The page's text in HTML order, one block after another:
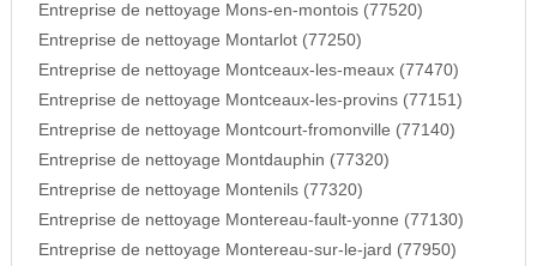
Entreprise de nettoyage Mons-en-montois (77520)
Entreprise de nettoyage Montarlot (77250)
Entreprise de nettoyage Montceaux-les-meaux (77470)
Entreprise de nettoyage Montceaux-les-provins (77151)
Entreprise de nettoyage Montcourt-fromonville (77140)
Entreprise de nettoyage Montdauphin (77320)
Entreprise de nettoyage Montenils (77320)
Entreprise de nettoyage Montereau-fault-yonne (77130)
Entreprise de nettoyage Montereau-sur-le-jard (77950)